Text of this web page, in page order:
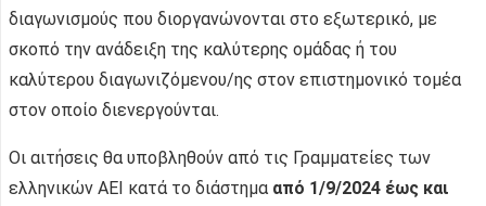
διαγωνισμούς που διοργανώνονται στο εξωτερικό, με
σκοπό την ανάδειξη της καλύτερης ομάδας ή του
καλύτερου διαγωνιζόμενου/ης στον επιστημονικό τομέα
στον οποίο διενεργούνται.
Οι αιτήσεις θα υποβληθούν από τις Γραμματείες των
ελληνικών ΑΕΙ κατά το διάστημα από 1/9/2024 έως και